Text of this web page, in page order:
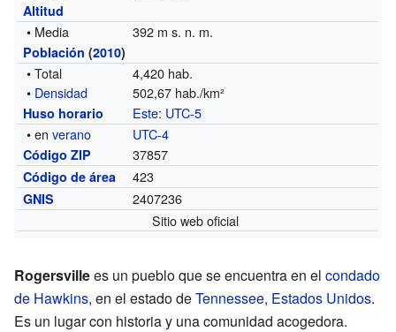
Altitud
• Media 392 m s. n. m.
Población (2010)
• Total
4,420 hab.
• Densidad 502,67 hab./km²
Huso horario Este: UTC-5
• enverano UTC-4
Código ZIP 37857
Código de área 423
GNIS
2407236
Sitio web oficial
Rogersvillees un pueblo que se encuentra en el condado
de Hawkins, en el estado deTennessee, Estados Unidos.
Es un lugar con historia y una comunidad acogedora.